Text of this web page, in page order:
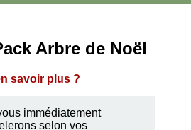
Arbre de Noël
savoir plus ?
immédiatement
selon vos